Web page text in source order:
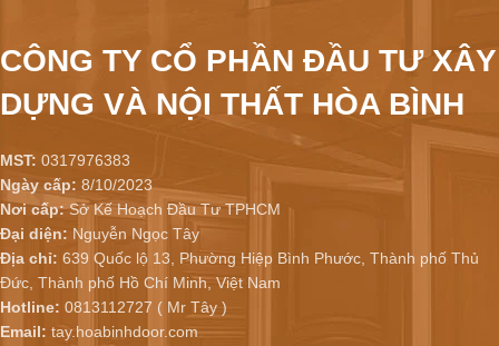
CÔNG TY CỔ PHẦN ĐẦU TƯ XÂY
DỰNG VÀ NỘI THẤT HÒA BÌNH
MST: 0317976383
Ngày cấp: 8/10/2023
Nơi cấp:Sở Kế Hoạch Đầu Tư TPHCM
Đại diện: Nguyễn Ngọc Tây
Địa chỉ: 639 Quốc lộ 13, Phường Hiệp Bình Phước, Thành phố Thủ
Đức, Thành phố Hồ Chí Minh, Việt Nam
Hotline: 0813112727 ( Mr Tây )
Email: tay.hoabinhdoor.com